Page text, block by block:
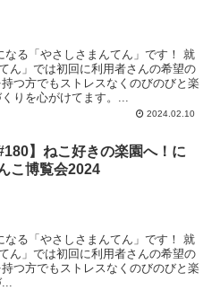
なる「やさしさまんてん」です！ 就
ん」では初回に利用者さんの希望の
つ方でもストレスなくのびのびと楽
りを心がけてます。...
2024.02.10
#180】ねこ好きの楽園へ！に
こ博覧会2024
る「やさしさまんてん」です！ 就
ん」では初回に利用者さんの希望の
つ方でもストレスなくのびのびと楽